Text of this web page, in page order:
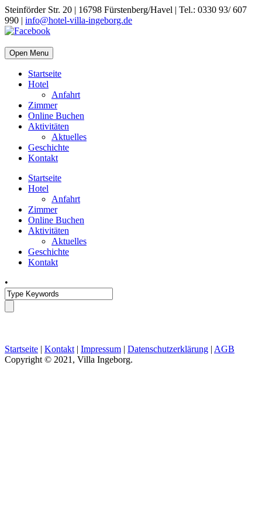
Steinförder Str. 20 | 16798 Fürstenberg/Havel | Tel.: 0330 93/ 607
990 | info@hotel-villa-ingeborg.de
Open Menu
Startseite
Hotel
Anfahrt
Zimmer
Online Buchen
Aktivitäten
Aktuelles
Geschichte
Kontakt
Startseite
Hotel
Anfahrt
Zimmer
Online Buchen
Aktivitäten
Aktuelles
Geschichte
Kontakt
•
Startseite | Kontakt | Impressum | Datenschutzerklärung | AGB
Copyright © 2021, Villa Ingeborg.